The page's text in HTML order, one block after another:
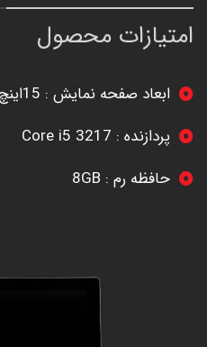
امتیازات محصول
ابعاد صفحه نمایش : 15اینچ
پردازنده : Core i5 3217
حافظه رم : 8GB